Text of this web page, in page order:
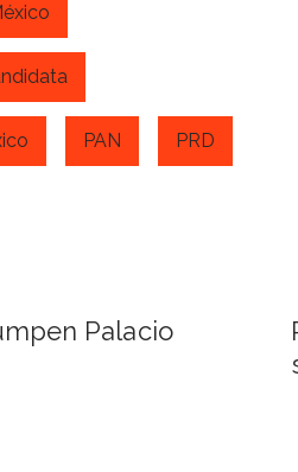
PAN PRD
Palacio